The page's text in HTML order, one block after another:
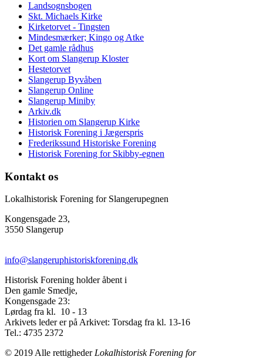
Landsognsbogen
Skt. Michaels Kirke
Kirketorvet - Tingsten
Mindesmærker; Kingo og Atke
Det gamle rådhus
Kort om Slangerup Kloster
Hestetorvet
Slangerup Byvåben
Slangerup Online
Slangerup Miniby
Arkiv.dk
Historien om Slangerup Kirke
Historisk Forening i Jægerspris
Frederikssund Historiske Forening
Historisk Forening for Skibby-egnen
Kontakt os
Lokalhistorisk Forening for Slangerupegnen
Kongensgade 23,
3550 Slangerup
info@slangeruphistoriskforening.dk
Historisk Forening holder åbent i
Den gamle Smedje,
Kongensgade 23:
Lørdag fra kl. 10 - 13
Arkivets leder er på Arkivet: Torsdag fra kl. 13-16
Tel.: 4735 2372
© 2019 Alle rettighederLokalhistorisk Forening for